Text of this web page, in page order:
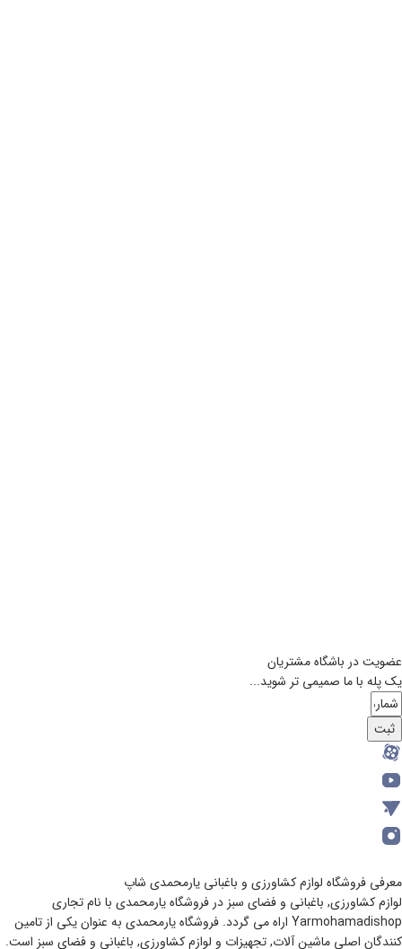
عضویت در باشگاه مشتریان
یک پله با ما صمیمی تر شوید...
ثبت
معرفی فروشگاه لوازم کشاورزی و باغبانی یارمحمدی شاپ
لوازم کشاورزی, باغبانی و فضای سبز در فروشگاه یارمحمدی با نام تجاری
Yarmohamadishop اراه می گردد. فروشگاه یارمحمدی به عنوان یکی از تامین
کنندگان اصلی ماشین آلات, تجهیزات و لوازم کشاورزی, باغبانی و فضای سبز است.